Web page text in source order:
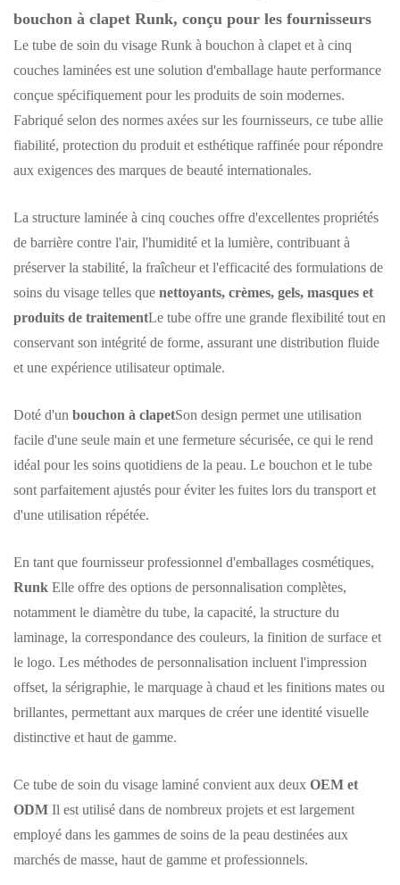
bouchon à clapet Runk, conçu pour les fournisseurs
Le tube de soin du visage Runk à bouchon à clapet et à cinq
couches laminées est une solution d'emballage haute performance
conçue spécifiquement pour les produits de soin modernes.
Fabriqué selon des normes axées sur les fournisseurs, ce tube allie
fiabilité, protection du produit et esthétique raffinée pour répondre
aux exigences des marques de beauté internationales.
La structure laminée à cinq couches offre d'excellentes propriétés
de barrière contre l'air, l'humidité et la lumière, contribuant à
préserver la stabilité, la fraîcheur et l'efficacité des formulations de
soins du visage telles que nettoyants, crèmes, gels, masques et
produits de traitementLe tube offre une grande flexibilité tout en
conservant son intégrité de forme, assurant une distribution fluide
et une expérience utilisateur optimale.
Doté d'un bouchon à clapetSon design permet une utilisation
facile d'une seule main et une fermeture sécurisée, ce qui le rend
idéal pour les soins quotidiens de la peau. Le bouchon et le tube
sont parfaitement ajustés pour éviter les fuites lors du transport et
d'une utilisation répétée.
En tant que fournisseur professionnel d'emballages cosmétiques,
Runk Elle offre des options de personnalisation complètes,
notamment le diamètre du tube, la capacité, la structure du
laminage, la correspondance des couleurs, la finition de surface et
le logo. Les méthodes de personnalisation incluent l'impression
offset, la sérigraphie, le marquage à chaud et les finitions mates ou
brillantes, permettant aux marques de créer une identité visuelle
distinctive et haut de gamme.
Ce tube de soin du visage laminé convient aux deux OEM et
ODM Il est utilisé dans de nombreux projets et est largement
employé dans les gammes de soins de la peau destinées aux
marchés de masse, haut de gamme et professionnels.